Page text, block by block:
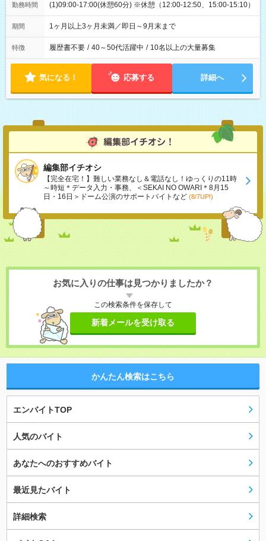
勤務時間 (1)09:00-17:00(休憩60分) ※休憩（12:00-12:50、15:00-15:10）
期間 1ヶ月以上3ヶ月未満／即日～9月末まで
特徴 履歴書不要 / 40～50代活躍中 / 10名以上の大量募集
気になる！ 応募する 詳細へ
編集部イチオシ
【完全在宅！】難しい業務なし＆電話なし！ゆっくりの11時
～時短＊データ入力・事務、＜SEKAI NO OWARI＊8月15
日・16日＞ドーム公演のサポートバイトなど (8/7UP!)
お気に入りの仕事は見つかりましたか？
この検索条件を保存して
新着メールを受け取る
かんたん検索はこちら
エンバイトTOP
人気のバイト
あなたへのおすすめバイト
最近見たバイト
詳細検索